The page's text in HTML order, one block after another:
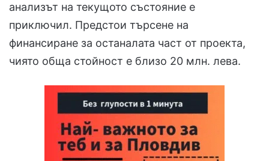
анализът на текущото състояние е
приключил. Предстои търсене на
финансиране за останалата част от проекта,
чиято обща стойност е близо 20 млн. лева.